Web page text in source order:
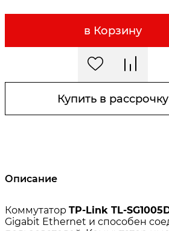
в Корзину
Купить в рассрочку
Описание